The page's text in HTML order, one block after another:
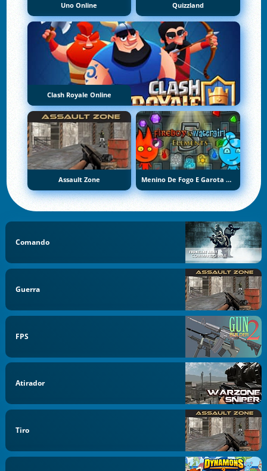
Uno Online Quizzland
Clash Royale Online
Assault Zone Menino De Fogo E Garota De Água 5: Elementos
Comando
Guerra
FPS
Atirador
Tiro